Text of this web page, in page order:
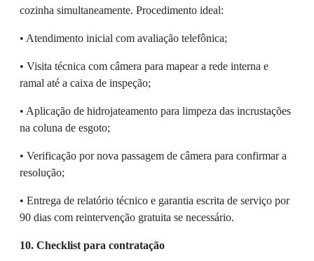
cozinha simultaneamente. Procedimento ideal:
• Atendimento inicial com avaliação telefônica;
• Visita técnica com câmera para mapear a rede interna e
ramal até a caixa de inspeção;
• Aplicação de hidrojateamento para limpeza das incrustações
na coluna de esgoto;
• Verificação por nova passagem de câmera para confirmar a
resolução;
• Entrega de relatório técnico e garantia escrita de serviço por
90 dias com reintervenção gratuita se necessário.
10. Checklist para contratação